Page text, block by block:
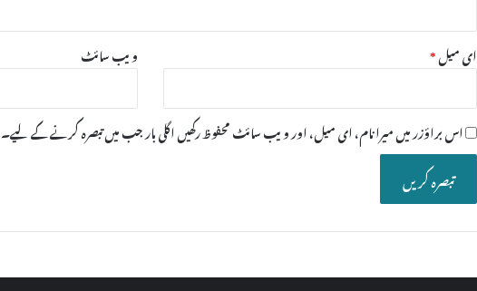
ای میل* ویب‌ سائٹ
اس براؤزر میں میرا نام، ای میل، اور ویب سائٹ محفوظ رکھیں اگلی بار جب میں تبصرہ کرنے کےلیے۔